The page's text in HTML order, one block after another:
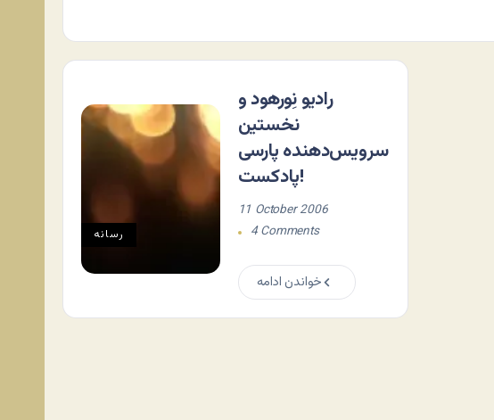
رسانه
رادیو نِورهود و
نخستین
سرویس‌دهنده پارسی
پادکست‌!
11 October 2006
4 Comments
خواندن ادامه